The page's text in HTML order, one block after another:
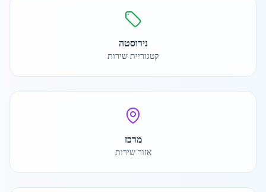
נירוסטה
קטגוריית שירות
מרכז
אזור שירות